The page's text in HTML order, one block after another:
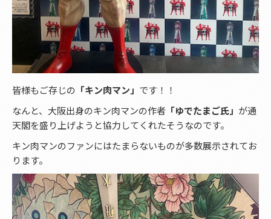
皆様もご存じの 「キン肉マン」 です！！
なんと、大阪出身のキン肉マンの作者 「ゆでたまご氏」 が通
天閣を盛り上げようと協力してくれたそうなのです。
キン肉マンのファンにはたまらないものが多数展示されてお
ります。